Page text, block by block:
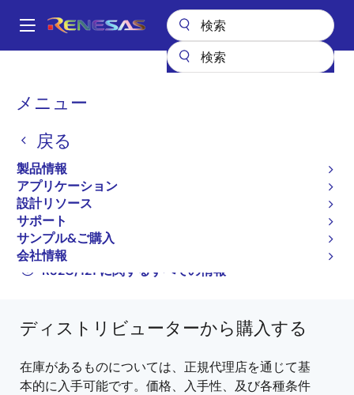
ン
Main
メニュー
戻る
製品情報
アプリケーション
設計リソース
サポート
サンプル&ご購入
会社情報
パ
く
ず
マイクロコントローラとマイクロプロセッサ
R32C/121
R5F64216LFB
新規採用非推奨品
32 ビットマイクロコンピュータ（新規採用非推
奨品）
R32C/121グループ データシート
R32C/121 に関するすべての情報
ディストリビューターから購入する
在庫があるものについては、正規代理店を通じて基
本的に入手可能です。価格、入手性、及び各種条件